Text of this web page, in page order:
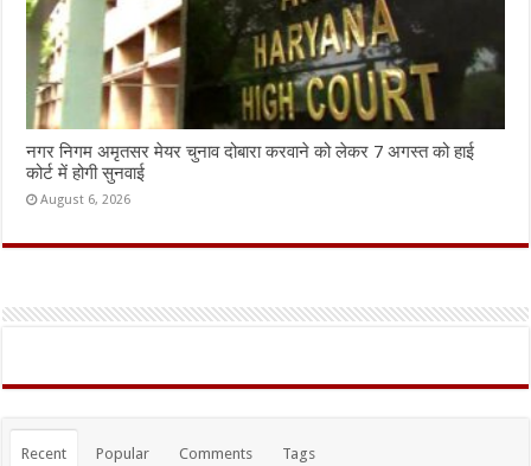
नगर निगम अमृतसर मेयर चुनाव दोबारा करवाने को लेकर 7 अगस्त को हाई
कोर्ट में होगी सुनवाई
August 6, 2026
Recent Popular Comments Tags